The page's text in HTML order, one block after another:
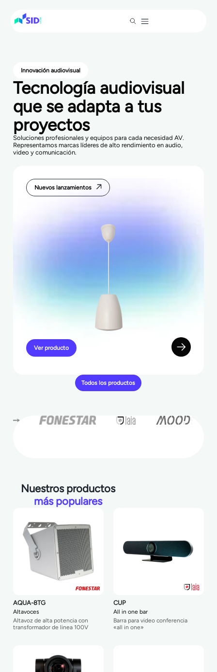
Innovación audiovisual
Tecnología audiovisual
que se adapta a tus
proyectos
Soluciones profesionales y equipos para cada necesidad AV.
Representamos marcas líderes de alto rendimiento en audio,
video y comunicación.
Nuevos lanzamientos
Ver producto
Todos los productos
Nuestros productos
más populares
AQUA-8TG
Altavoces
Altavoz de alta potencia con
transformador de linea 100V
CUP
All in one bar
Barra para video conferencia
«all in one»